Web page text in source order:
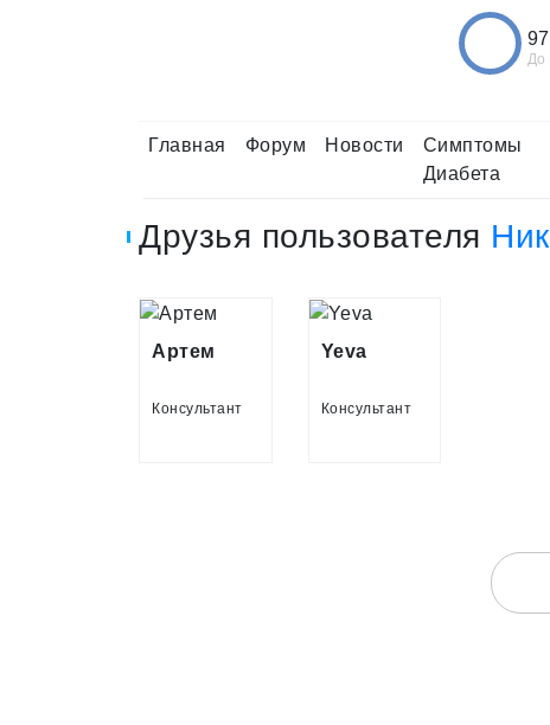
До
Главная Форум Новости
Симптомы
Диабета
Друзья пользователя
Артем
Консультант
Yeva
Консультант